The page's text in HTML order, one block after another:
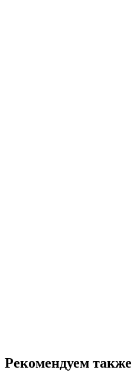
Рекомендуем также